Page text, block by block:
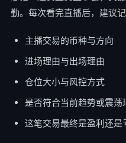
勤。每次看完直播后，建议记
主播交易的币种与方向
进场理由与出场理由
仓位大小与风控方式
是否符合当前趋势或震荡
这笔交易最终是盈利还是